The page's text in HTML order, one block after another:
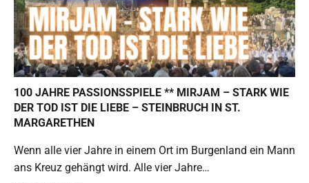
100 JAHRE PASSIONSSPIELE ** MIRJAM – STARK WIE
DER TOD IST DIE LIEBE – STEINBRUCH IN ST.
MARGARETHEN
Wenn alle vier Jahre in einem Ort im Burgenland ein Mann
ans Kreuz gehängt wird. Alle vier Jahre…